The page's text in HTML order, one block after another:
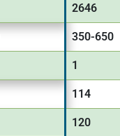
2646
350-650
1
114
120